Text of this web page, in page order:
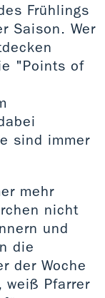
Frühlings
Saison. Wer
"Points of
sind immer
mehr
nicht
und
die
der Woche
weiß Pfarrer